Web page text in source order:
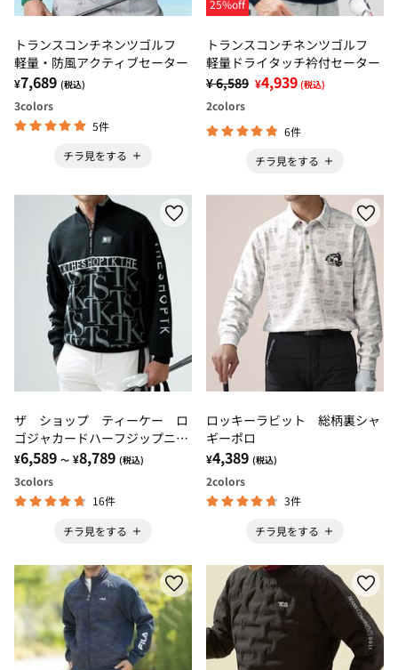
トランスコンチネンツゴルフ
軽量・防風アクティブセーター
¥7,689 (税込)
3colors
5件
チラ見をする
25%off
トランスコンチネンツゴルフ
軽量ドライタッチ衿付セーター
¥ 6,589 ¥4,939 (税込)
2colors
6件
チラ見をする
ザ ショップ ティーケー ロ
ゴジャカードハーフジップニッ
ト
¥6,589 ～ ¥8,789 (税込)
3colors
16件
チラ見をする
ロッキーラビット 総柄裏シャ
ギーポロ
¥4,389 (税込)
2colors
3件
チラ見をする